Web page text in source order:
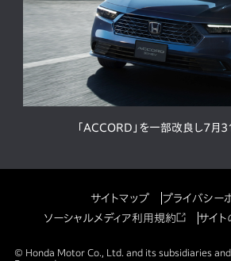
「ACCORD」を一部改良し7月
サイトマップ
プライバシー
ソーシャルメディア利用規約
サイ
© Honda Motor Co., Ltd. and its subsidiaries